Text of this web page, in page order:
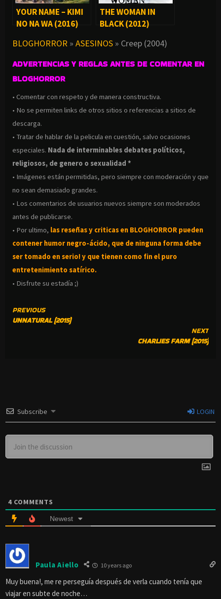
YOUR NAME – KIMI
NO NA WA (2016)
THE WOMAN IN
BLACK (2012)
BLOGHORROR » ASESINOS » Creep (2004)
ADVERTENCIAS Y REGLAS ANTES DE COMENTAR EN
BLOGHORROR
• Comentar con respeto y de manera constructiva.
• No se permiten links de otros sitios o referencias a sitios de
descarga.
• Tratar de hablar de la pelicula en cuestión, salvo ocasiones
especiales. Nada de interminables debates políticos,
religiosos, de genero o sexualidad *
• Imágenes están permitidas, pero siempre con moderación y que
no sean demasiado grandes.
• Los comentarios de usuarios nuevos siempre son moderados
antes de publicarse.
• Por ultimo, las reseñas y criticas en BLOGHORROR pueden
contener humor negro-ácido, que de ninguna forma debe
ser tomado en serio! y que tienen como fin el puro
entretenimiento satírico.
• Disfrute su estadía ;)
CONTINUE
READING
PREVIOUS
UNNATURAL (2015)
NEXT
CHARLIES FARM (2015)
Subscribe LOGIN
4 COMMENTS
Newest
Paula Aiello 10 years ago
Muy buena!, me re perseguía después de verla cuando tenía que
viajar en subte de noche…